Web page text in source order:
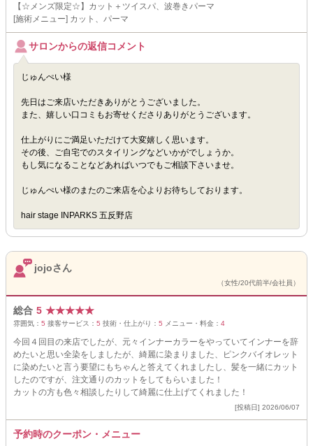
【☆メンズ限定☆】カット＋ツイスパ、波巻きパーマ
[施術メニュー] カット、パーマ
サロンからの返信コメント
じゅんぺい様
先日はご来店いただきありがとうございました。
また、嬉しい口コミもお寄せくださりありがとうございます。
仕上がりにご満足いただけて大変嬉しく思います。
その後、ご自宅でのスタイリングなどいかがでしょうか。
もし気になることなどあればいつでもご相談下さいませ。
じゅんぺい様のまたのご来店を心よりお待ちしております。
hair stage INPARKS 五反野店
jojoさん
（女性/20代前半/会社員）
総合 5 ★★★★★
雰囲気： 5 接客サービス： 5 技術・仕上がり： 5 メニュー・料金： 4
今回４回目の来店でしたが、元々インナーカラーをやっていてインナーを辞
めたいと思い全染をしましたが、綺麗に染まりました、ピンクバイオレット
に染めたいと言う要望にもちゃんと答えてくれましたし、髪を一緒にカット
したのですが、注文通りのカットをしてもらいました！
カットの方も色々相談したりして綺麗に仕上げてくれました！
[投稿日] 2026/06/07
予約時のクーポン・メニュー